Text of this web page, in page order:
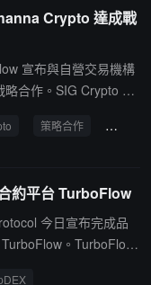
Crypto 達成戰
宣布與自營交易機構
合作。SIG Crypto 將
過專屬的 PFOF（訂
固定賠率向動態賠率
交易標的從加密資產
還計劃上線 Telegr
策略合作 流動性
約平台 TurboFlow
今日宣布完成品
。TurboFlow